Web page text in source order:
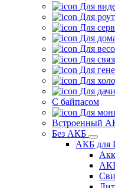
Для
Для
Для
Для
Для
Для
Для
Для
Для дачи
С байпасом
Для
Встроенный
Без АКБ
АКБ для